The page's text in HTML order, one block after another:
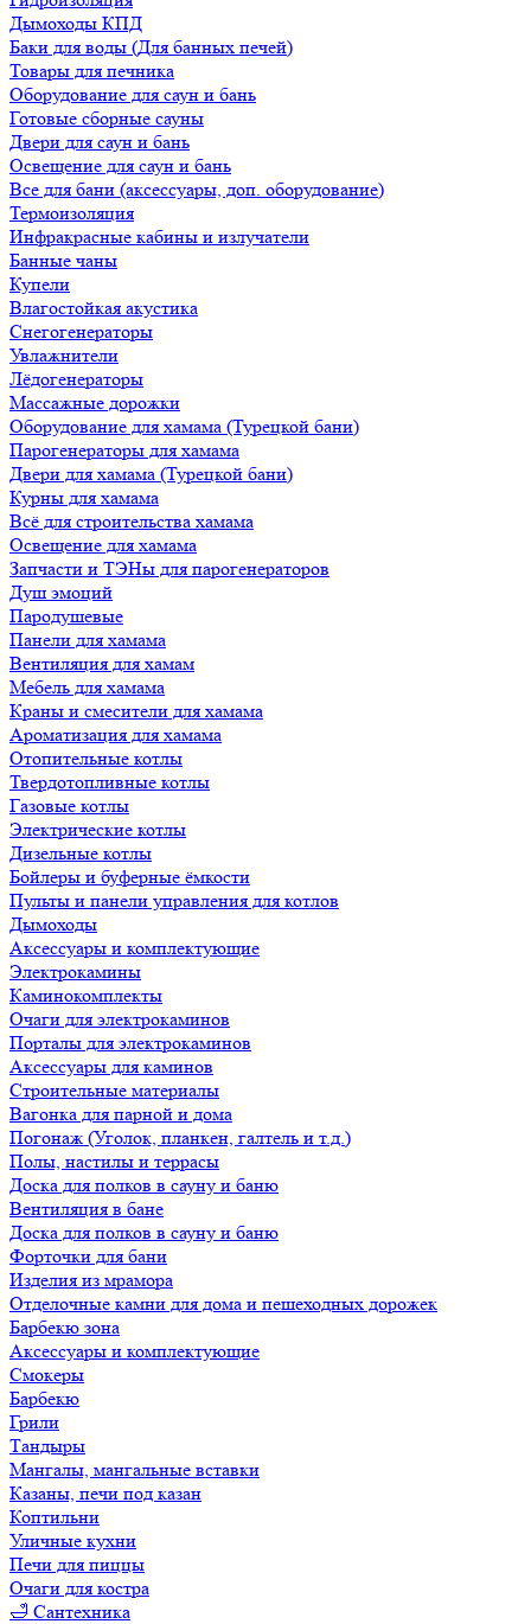
Дымоходы КПД
Баки для воды (Для банных печей)
Товары для печника
Оборудование для саун и бань
Готовые сборные сауны
Двери для саун и бань
Освещение для саун и бань
Все для бани (аксессуары, доп. оборудование)
Термоизоляция
Инфракрасные кабины и излучатели
Банные чаны
Купели
Влагостойкая акустика
Снегогенераторы
Увлажнители
Лёдогенераторы
Массажные дорожки
Оборудование для хамама (Турецкой бани)
Парогенераторы для хамама
Двери для хамама (Турецкой бани)
Курны для хамама
Всё для строительства хамама
Освещение для хамама
Запчасти и ТЭНы для парогенераторов
Душ эмоций
Пародушевые
Панели для хамама
Вентиляция для хамам
Мебель для хамама
Краны и смесители для хамама
Ароматизация для хамама
Отопительные котлы
Твердотопливные котлы
Газовые котлы
Электрические котлы
Дизельные котлы
Бойлеры и буферные ёмкости
Пульты и панели управления для котлов
Дымоходы
Аксессуары и комплектующие
Электрокамины
Каминокомплекты
Очаги для электрокаминов
Порталы для электрокаминов
Аксессуары для каминов
Строительные материалы
Вагонка для парной и дома
Погонаж (Уголок, планкен, галтель и т.д.)
Полы, настилы и террасы
Доска для полков в сауну и баню
Вентиляция в бане
Доска для полков в сауну и баню
Форточки для бани
Изделия из мрамора
Отделочные камни для дома и пешеходных дорожек
Барбекю зона
Аксессуары и комплектующие
Смокеры
Барбекю
Грили
Тандыры
Мангалы, мангальные вставки
Казаны, печи под казан
Коптильни
Уличные кухни
Печи для пиццы
Очаги для костра
🛁 Сантехника